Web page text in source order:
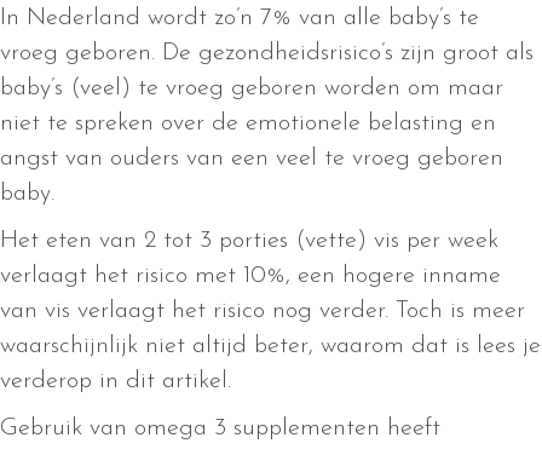
In Nederland wordt zo’n 7% van alle baby’s te
vroeg geboren. De gezondheidsrisico’s zijn groot als
baby’s (veel) te vroeg geboren worden om maar
niet te spreken over de emotionele belasting en
angst van ouders van een veel te vroeg geboren
baby.
Het eten van 2 tot 3 porties (vette) vis per week
verlaagt het risico met 10%, een hogere inname
van vis verlaagt het risico nog verder. Toch is meer
waarschijnlijk niet altijd beter, waarom dat is lees je
verderop in dit artikel.
Gebruik van omega 3 supplementen heeft